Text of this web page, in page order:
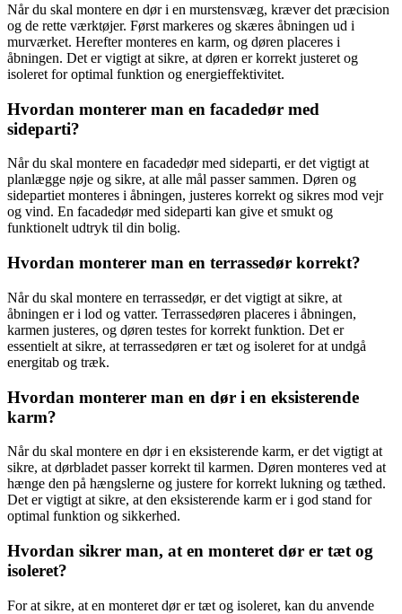
Når du skal montere en dør i en murstensvæg, kræver det præcision
og de rette værktøjer. Først markeres og skæres åbningen ud i
murværket. Herefter monteres en karm, og døren placeres i
åbningen. Det er vigtigt at sikre, at døren er korrekt justeret og
isoleret for optimal funktion og energieffektivitet.
Hvordan monterer man en facadedør med
sideparti?
Når du skal montere en facadedør med sideparti, er det vigtigt at
planlægge nøje og sikre, at alle mål passer sammen. Døren og
sidepartiet monteres i åbningen, justeres korrekt og sikres mod vejr
og vind. En facadedør med sideparti kan give et smukt og
funktionelt udtryk til din bolig.
Hvordan monterer man en terrassedør korrekt?
Når du skal montere en terrassedør, er det vigtigt at sikre, at
åbningen er i lod og vatter. Terrassedøren placeres i åbningen,
karmen justeres, og døren testes for korrekt funktion. Det er
essentielt at sikre, at terrassedøren er tæt og isoleret for at undgå
energitab og træk.
Hvordan monterer man en dør i en eksisterende
karm?
Når du skal montere en dør i en eksisterende karm, er det vigtigt at
sikre, at dørbladet passer korrekt til karmen. Døren monteres ved at
hænge den på hængslerne og justere for korrekt lukning og tæthed.
Det er vigtigt at sikre, at den eksisterende karm er i god stand for
optimal funktion og sikkerhed.
Hvordan sikrer man, at en monteret dør er tæt og
isoleret?
For at sikre, at en monteret dør er tæt og isoleret, kan du anvende